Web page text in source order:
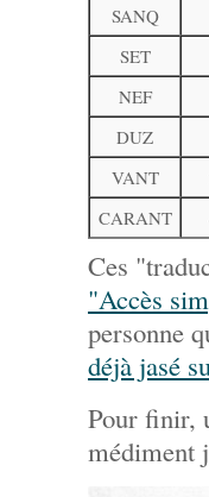
SANQ
SET
NEF
DUZ
VANT
CARANT
Ces
"Accès
personne
déjà jasé
Pour finir,
médiment